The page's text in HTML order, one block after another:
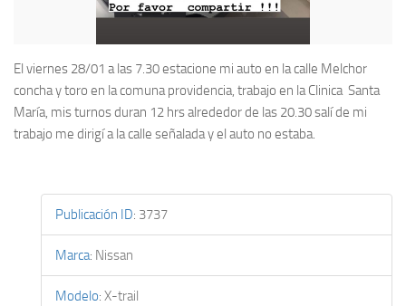
El viernes 28/01 a las 7.30 estacione mi auto en la calle Melchor
concha y toro en la comuna providencia, trabajo en la Clinica Santa
María, mis turnos duran 12 hrs alrededor de las 20.30 salí de mi
trabajo me dirigí a la calle señalada y el auto no estaba.
Publicación ID: 3737
Marca: Nissan
Modelo: X-trail